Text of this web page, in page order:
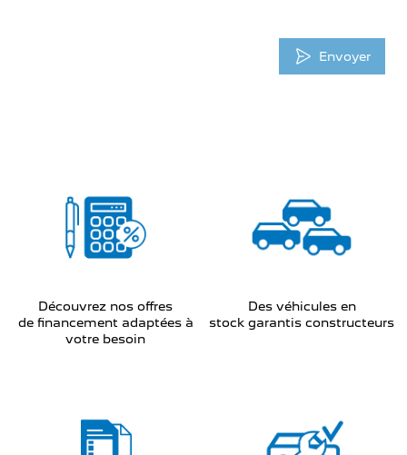
Envoyer
Découvrez nos offres
de financement adaptées à
votre besoin
Des véhicules en
stock garantis constructeurs